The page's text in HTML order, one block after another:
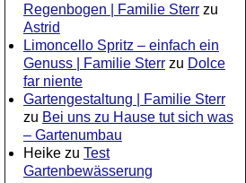
Regenbogen | Familie Sterrzu
Astrid
Limoncello Spritz – einfach ein
Genuss | Familie Sterrzu Dolce
far niente
Gartengestaltung | Familie Sterr
zu Bei uns zu Hause tut sich was
– Gartenumbau
Heikezu Test
Gartenbewässerung